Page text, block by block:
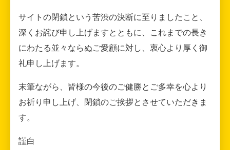
サイトの閉鎖という苦渋の決断に至りましたこと、
深くお詫び申し上げますとともに、これまでの長き
にわたる並々ならぬご愛顧に対し、衷心より厚く御
礼申し上げます。
末筆ながら、皆様の今後のご健勝とご多幸を心より
お祈り申し上げ、閉鎖のご挨拶とさせていただきま
す。
謹白